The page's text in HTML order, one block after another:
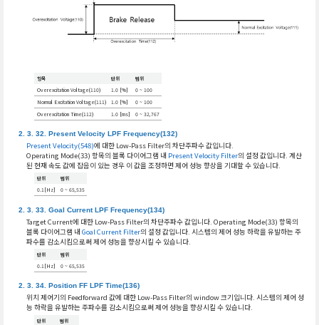
항목 단위
범위
Overexcitation Voltage(110)
1.0 [%]
0 ~ 100
Normal Excitation Voltage(111)
1.0 [%]
0 ~ 100
Overexcitation Time(112)
1.0 [ms] 0 ~ 32,767
Present Velocity LPF Frequency(132)
Present Velocity(548)에 대한 Low-Pass Filter의 차단주파수 값입니다.
Operating Mode(33) 항목의 블록 다이어그램 내 Present Velocity Filter의 설정 값입니다. 계산
된 현재 속도 값에 잡음이 있는 경우 이 값을 조정하면 제어 성능 향상을 기대할 수 있습니다.
단위
범위
0.1[Hz]
0 ~ 65,535
Goal Current LPF Frequency(134)
Target Current에 대한 Low-Pass Filter의 차단주파수 값입니다. Operating Mode(33) 항목의
블록 다이어그램 내 Goal Current Filter의 설정 값입니다. 시스템의 제어 성능 하락을 유발하는 주
파수를 감소시킴으로써 제어 성능을 향상시킬 수 있습니다.
단위
범위
0.1[Hz]
0 ~ 65,535
Position FF LPF Time(136)
위치 제어기의 Feedforward 값에 대한 Low-Pass Filter의 window 크기입니다. 시스템의 제어 성
능 하락을 유발하는 주파수를 감소시킴으로써 제어 성능을 향상시킬 수 있습니다.
단위
범위